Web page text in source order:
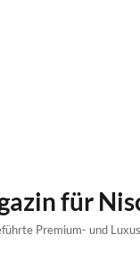
für
Premium- und